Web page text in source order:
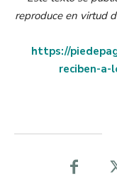
reproduce en virtud
https://
reciben-a-